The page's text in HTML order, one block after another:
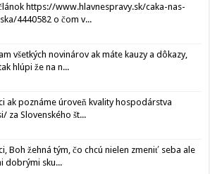
https://www.hlavnespravy.sk/caka-nas-
4440582 o čom v...
všetkých novinárov ak máte kauzy a dôkazy,
hlúpi že na n...
ak poznáme úroveň kvality hospodárstva
za Slovenského št...
Boh žehná tým, čo chcú nielen zmeniť seba ale
dobrými sku...